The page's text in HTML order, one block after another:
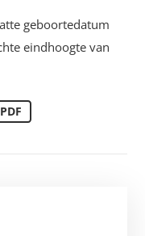
geboortedatum
eindhoogte van